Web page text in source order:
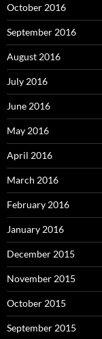
October 2016
September 2016
August 2016
July 2016
June 2016
May 2016
April 2016
March 2016
February 2016
January 2016
December 2015
November 2015
October 2015
September 2015